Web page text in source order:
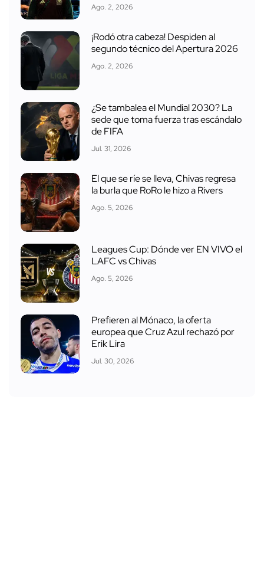
Ago. 2, 2026
¡Rodó otra cabeza! Despiden al
segundo técnico del Apertura 2026
Ago. 2, 2026
¿Se tambalea el Mundial 2030? La
sede que toma fuerza tras escándalo
de FIFA
Jul. 31, 2026
El que se ríe se lleva, Chivas regresa
la burla que RoRo le hizo a Rivers
Ago. 5, 2026
Leagues Cup: Dónde ver EN VIVO el
LAFC vs Chivas
Ago. 5, 2026
Prefieren al Mónaco, la oferta
europea que Cruz Azul rechazó por
Erik Lira
Jul. 30, 2026